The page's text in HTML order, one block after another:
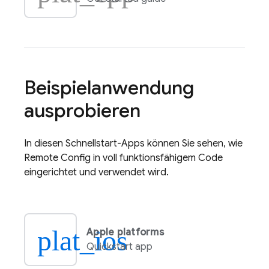
Beispielanwendung
ausprobieren
In diesen Schnellstart-Apps können Sie sehen, wie
Remote Config in voll funktionsfähigem Code
eingerichtet und verwendet wird.
plat_ios
Apple platforms
Quickstart app